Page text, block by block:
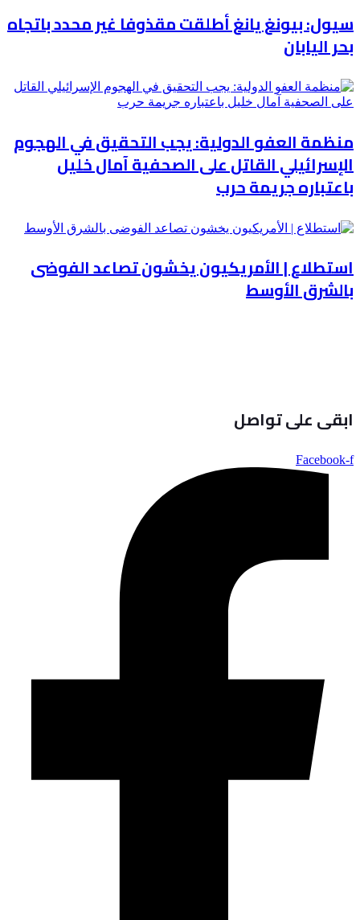
سيول: بيونغ يانغ أطلقت مقذوفا غير محدد باتجاه
بحر اليابان
منظمة العفو الدولية: يجب التحقيق في الهجوم
الإسرائيلي القاتل على الصحفية آمال خليل
باعتباره جريمة حرب
استطلاع | الأمريكيون يخشون تصاعد الفوضى
بالشرق الأوسط
ابقى على تواصل
Facebook-f